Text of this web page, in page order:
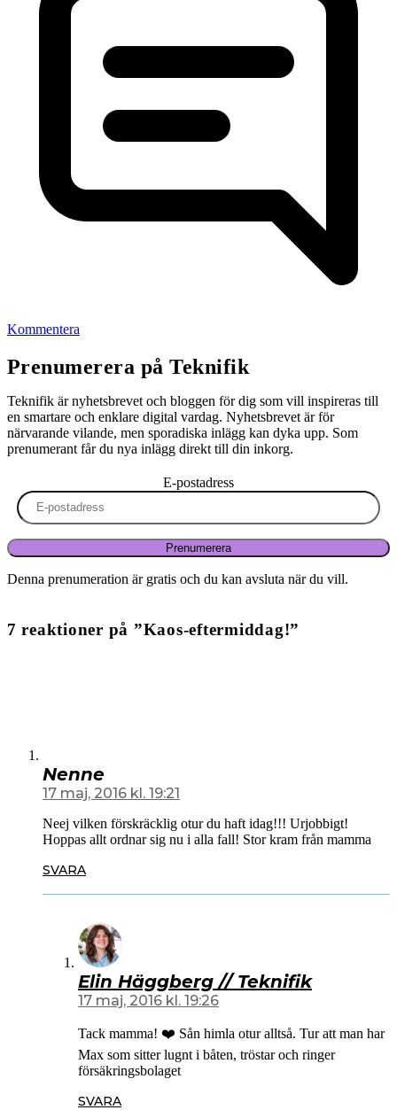
Kommentera
Prenumerera på Teknifik
Teknifik är nyhetsbrevet och bloggen för dig som vill inspireras till
en smartare och enklare digital vardag. Nyhetsbrevet är för
närvarande vilande, men sporadiska inlägg kan dyka upp. Som
prenumerant får du nya inlägg direkt till din inkorg.
E-postadress
Prenumerera
Denna prenumeration är gratis och du kan avsluta när du vill.
7 reaktioner på ”Kaos-eftermiddag!”
Nenne
17 maj, 2016 kl. 19:21
Neej vilken förskräcklig otur du haft idag!!! Urjobbigt!
Hoppas allt ordnar sig nu i alla fall! Stor kram från mamma
SVARA
Elin Häggberg // Teknifik
17 maj, 2016 kl. 19:26
Tack mamma! ❤️ Sån himla otur alltså. Tur att man har
Max som sitter lugnt i båten, tröstar och ringer
försäkringsbolaget
SVARA